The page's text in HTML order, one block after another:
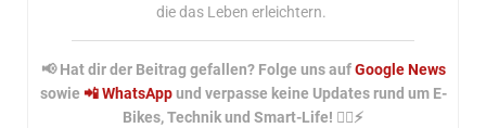
die das Leben erleichtern.
📢 Hat dir der Beitrag gefallen? Folge uns aufGoogle News
sowie 📲 WhatsAppund verpasse keine Updates rund um E-
Bikes, Technik und Smart-Life! 🚴‍♂️⚡